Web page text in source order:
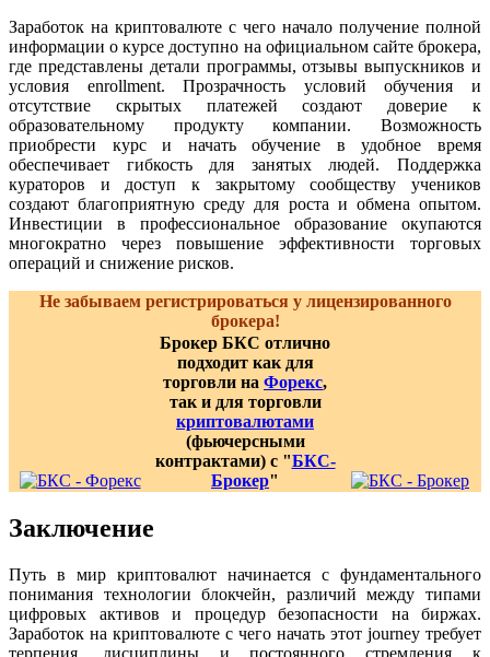
Заработок на криптовалюте с чего начало получение полной
информации о курсе доступно на официальном сайте брокера,
где представлены детали программы, отзывы выпускников и
условия enrollment. Прозрачность условий обучения и
отсутствие скрытых платежей создают доверие к
образовательному продукту компании. Возможность
приобрести курс и начать обучение в удобное время
обеспечивает гибкость для занятых людей. Поддержка
кураторов и доступ к закрытому сообществу учеников
создают благоприятную среду для роста и обмена опытом.
Инвестиции в профессиональное образование окупаются
многократно через повышение эффективности торговых
операций и снижение рисков.
Не забываем регистрироваться у лицензированного
брокера!
Брокер БКС отлично
подходит как для
торговли на Форекс,
так и для торговли
криптовалютами
(фьючерсными
контрактами) с "БКС-
Брокер"
Заключение
Путь в мир криптовалют начинается с фундаментального
понимания технологии блокчейн, различий между типами
цифровых активов и процедур безопасности на биржах.
Заработок на криптовалюте с чего начать этот journey требует
терпения, дисциплины и постоянного стремления к